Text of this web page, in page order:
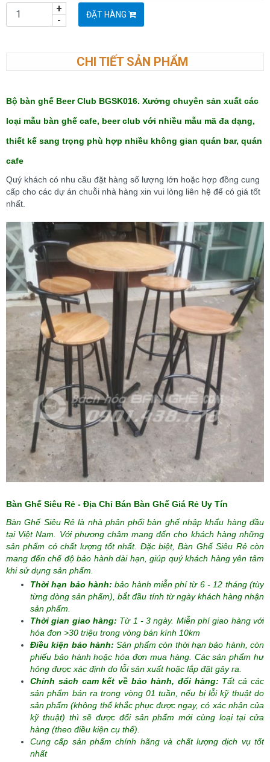
-
+ ĐẶT HÀNG
CHI TIẾT SẢN PHẨM
Bộ bàn ghế Beer Club BGSK016. Xưởng chuyên sản xuất các
loại mẫu bàn ghế cafe, beer club với nhiều mẫu mã đa dạng,
thiết kế sang trọng phù hợp nhiều không gian quán bar, quán
cafe
Quý khách có nhu cầu đặt hàng số lượng lớn hoặc hợp đồng cung
cấp cho các dự án chuỗi nhà hàng xin vui lòng liên hệ để có giá tốt
nhất.
Bàn Ghế Siêu Rẻ - Địa Chỉ Bán Bàn Ghế Giá Rẻ Uy Tín
Bàn Ghế Siêu Rẻ là nhà phân phối bàn ghế nhập khẩu hàng đầu
tại Việt Nam. Với phương châm mang đến cho khách hàng những
sản phẩm có chất lượng tốt nhất. Đặc biệt, Bàn Ghế Siêu Rẻ còn
mang đến chế độ bảo hành dài hạn, giúp quý khách hàng yên tâm
khi sử dụng sản phẩm.
Thời hạn bảo hành:bảo hành miễn phí từ 6 - 12 tháng (tùy
từng dòng sản phẩm), bắt đầu tính từ ngày khách hàng nhận
sản phẩm.
Thời gian giao hàng: Từ 1 - 3 ngày. Miễn phí giao hàng với
hóa đơn >30 triệu trong vòng bán kính 10km
Điều kiện bảo hành:Sản phẩm còn thời hạn bảo hành, còn
phiếu bảo hành hoặc hóa đơn mua hàng. Các sản phẩm hư
hỏng được xác định do lỗi sản xuất hoặc lắp đặt gây ra.
Chính sách cam kết về bảo hành, đổi hàng: Tất cả các
sản phẩm bán ra trong vòng 01 tuần, nếu bị lỗi kỹ thuật do
sản phẩm (không thể khắc phục được ngay, có xác nhận của
kỹ thuật) thì sẽ được đổi sản phẩm mới cùng loại tại cửa
hàng (theo điều kiện cụ thể).
Cung cấp sản phẩm chính hãng và chất lượng dịch vụ tốt
nhất